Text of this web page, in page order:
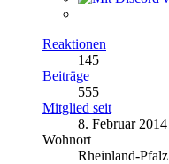
Reaktionen
145
Beiträge
555
Mitglied seit
8. Februar 2014
Wohnort
Rheinland-Pfalz